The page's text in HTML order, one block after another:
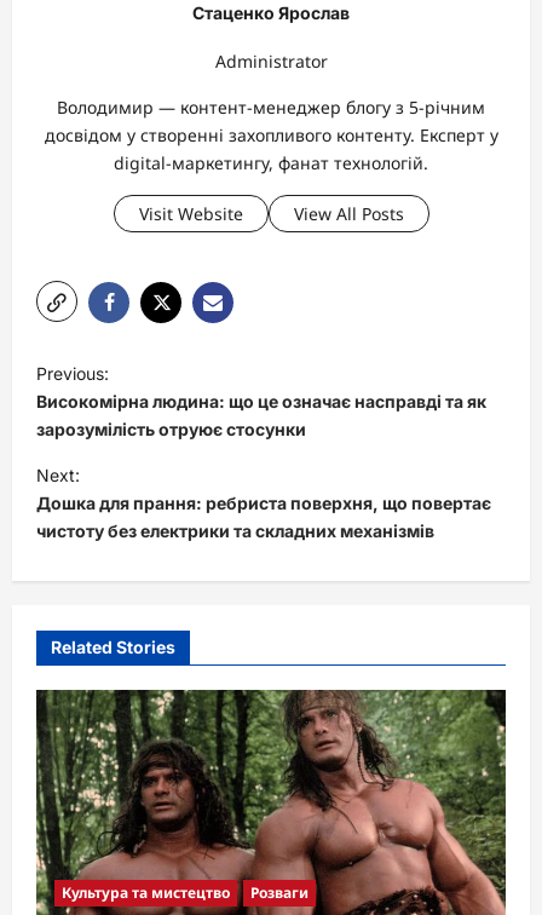
Стаценко Ярослав
Administrator
Володимир — контент-менеджер блогу з 5-річним
досвідом у створенні захопливого контенту. Експерт у
digital-маркетингу, фанат технологій.
Visit Website View All Posts
P
o
s
t
n
a
v
g
a
t
i
o
n
Previous:
Високомірна людина: що це означає насправді та як
зарозумілість отруює стосунки
Next:
Дошка для прання: ребриста поверхня, що повертає
чистоту без електрики та складних механізмів
Related Stories
Культура та мистецтво Розваги